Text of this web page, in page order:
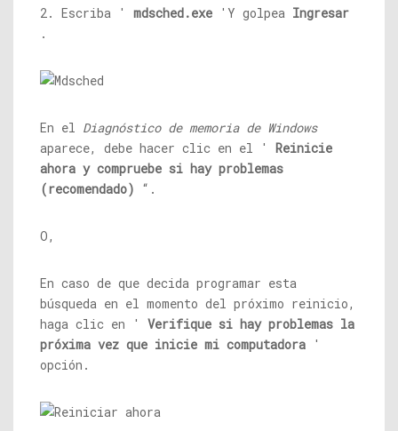
2. Escriba ' mdsched.exe 'Y golpea Ingresar
.
En el Diagnóstico de memoria de Windows
aparece, debe hacer clic en el ' Reinicie
ahora y compruebe si hay problemas
(recomendado) “.
O,
En caso de que decida programar esta
búsqueda en el momento del próximo reinicio,
haga clic en ' Verifique si hay problemas la
próxima vez que inicie mi computadora '
opción.